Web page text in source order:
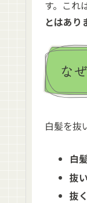
す。これ
とはあり
な
白髪を抜
白
抜
抜